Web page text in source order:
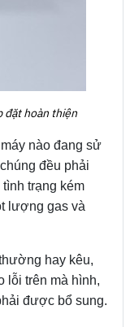
đặt hoàn thiện
nào đang sử
đều phải
trạng kém
lượng gas và
hay kêu,
lỗi trên mà hình,
được bổ sung.